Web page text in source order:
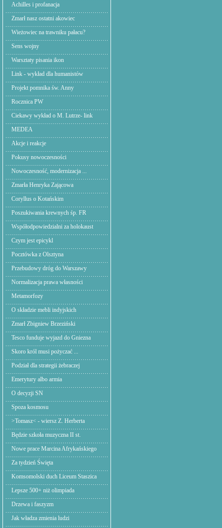
Achilles i profanacja
Zmarł nasz ostatni akowiec
Wieżowiec na trawniku pałacu?
Sens wojny
Warsztaty pisania ikon
Link - wykład dla humanistów
Projekt pomnika św. Anny
Rocznica PW
Ciekawy wykład o M. Lutrze- link
MEDEA
Akcje i reakcje
Pokusy nowoczesności
Nowoczesność, modernizacja ...
Zmarła Henryka Zającowa
Coryllus o Kotańskim
Poszukiwania krewnych śp. FR
Współodpowiedzialni za holokaust
Czym jest epicykl
Pocztówka z Olsztyna
Przebudowy dróg do Warszawy
Normalizacja prawa własności
Metamorfozy
O składzie mebli indyjskich
Zmarł Zbigniew Brzeziński
Tesco funduje wyjazd do Gniezna
Skoro król musi pożyczać ...
Podział dla strategii żebraczej
Emerytury albo armia
O decyzji SN
Spoza kosmosu
>Tomasz< - wiersz Z. Herberta
Będzie szkoła muzyczna II st.
Nowe prace Marcina Afrykańskiego
Za tydzień Święta
Komsomolski duch Liceum Staszica
Lepsze 500+ niż olimpiada
Drzewa i faszyzm
Jak władza zmienia ludzi